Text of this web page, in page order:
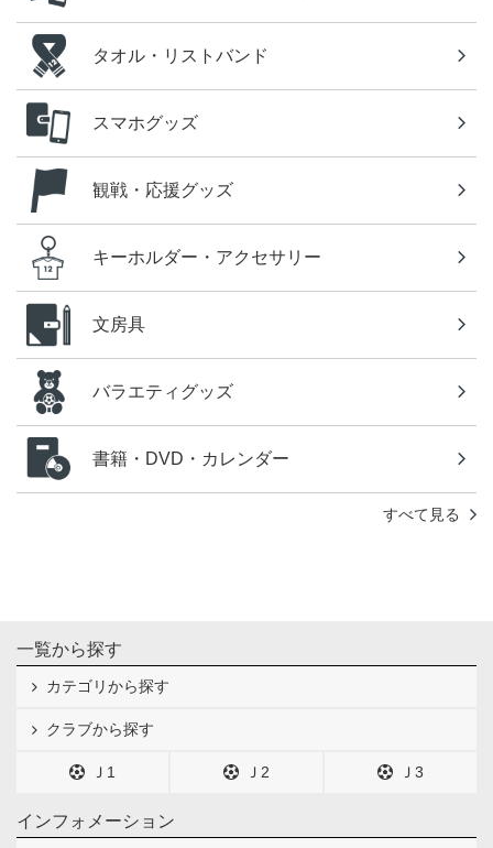
タオル・リストバンド
スマホグッズ
観戦・応援グッズ
キーホルダー・アクセサリー
文房具
バラエティグッズ
書籍・DVD・カレンダー
すべて見る
一覧から探す
カテゴリから探す
クラブから探す
Ｊ1 Ｊ2 Ｊ3
インフォメーション